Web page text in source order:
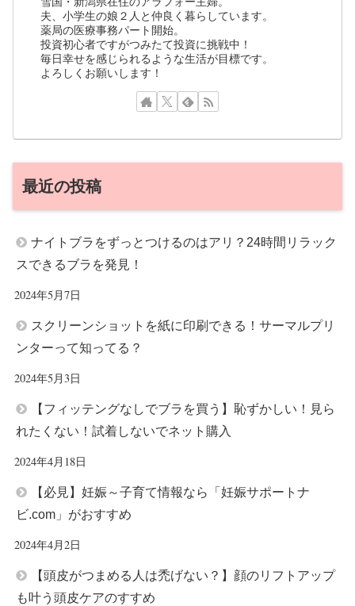
夫、小学生の娘２人と仲良く暮らしています。
薬局の医療事務パート開始。
投資初心者ですがつみたて投資に挑戦中！
毎日幸せを感じられるような生活が目標です。
よろしくお願いします！
最近の投稿
ナイトブラをずっとつけるのはアリ？24時間リラック
スできるブラを発見！
2024年5月7日
スクリーンショットを紙に印刷できる！サーマルプリ
ンターって知ってる？
2024年5月3日
【フィッテングなしでブラを買う】恥ずかしい！見ら
れたくない！試着しないでネット購入
2024年4月18日
【必見】妊娠～子育て情報なら「妊娠サポートナ
ビ.com」がおすすめ
2024年4月2日
【頭皮がつまめる人は禿げない？】顔のリフトアップ
も叶う頭皮ケアのすすめ